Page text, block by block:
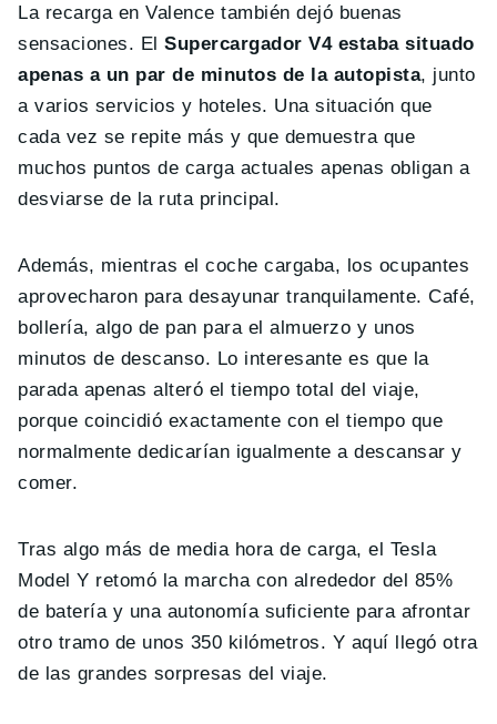
La recarga en Valence también dejó buenas
sensaciones. ElSupercargador V4 estaba situado
apenas a un par de minutos de la autopista, junto
a varios servicios y hoteles. Una situación que
cada vez se repite más y que demuestra que
muchos puntos de carga actuales apenas obligan a
desviarse de la ruta principal.
Además, mientras el coche cargaba, los ocupantes
aprovecharon para desayunar tranquilamente. Café,
bollería, algo de pan para el almuerzo y unos
minutos de descanso. Lo interesante es que la
parada apenas alteró el tiempo total del viaje,
porque coincidió exactamente con el tiempo que
normalmente dedicarían igualmente a descansar y
comer.
Tras algo más de media hora de carga, el Tesla
Model Y retomó la marcha con alrededor del 85%
de batería y una autonomía suficiente para afrontar
otro tramo de unos 350 kilómetros. Y aquí llegó otra
de las grandes sorpresas del viaje.